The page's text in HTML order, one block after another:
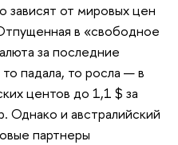
зависят от мировых цен
в «свободное
за последние
падала, то росла — в
центов до 1,1 $ за
Однако и австралийский
партнеры